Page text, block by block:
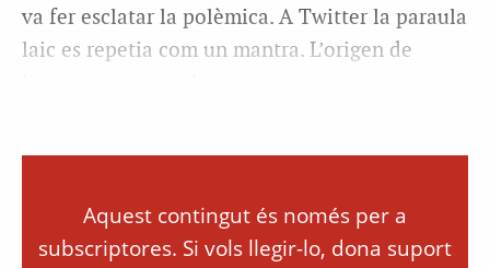
va fer esclatar la polèmica. A Twitter la paraula
laic es repetia com un mantra. L’origen de
Aquest contingut és només per a
subscriptores. Si vols llegir-lo, dona suport